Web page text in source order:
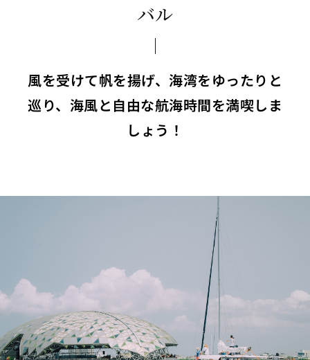
バル
風を受けて帆を揚げ、海湾をゆったりと
巡り、海風と自由な航海時間を満喫しま
しょう！